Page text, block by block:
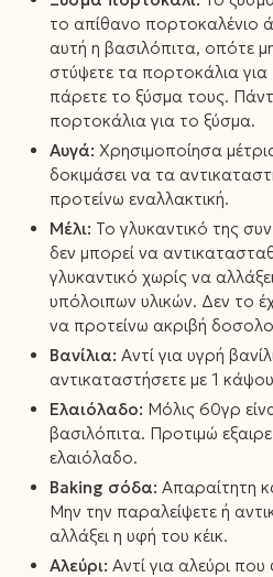
το απίθανο πορτοκαλένιο
αυτή η βασιλόπιτα, οπότε
στύψετε τα πορτοκάλια για
πάρετε το ξύσμα τους.
πορτοκάλια για το ξύσμα.
Αυγά: Χρησιμοποίησα
δοκιμάσει να τα
προτείνω εναλλακτική.
Μέλι: Το γλυκαντικό της
δεν μπορεί να
γλυκαντικό χωρίς να
υπόλοιπων υλικών. Δεν το
να προτείνω ακριβή
Βανίλια: Αντί για υγρή
αντικαταστήσετε με 1
Ελαιόλαδο: Μόλις 60γρ
βασιλόπιτα. Προτιμώ
ελαιόλαδο.
Βaking σόδα: Απαραίτητη
Μην την παραλείψετε ή
αλλάξει η υφή του κέικ.
Αλεύρι: Αντί για αλεύρι